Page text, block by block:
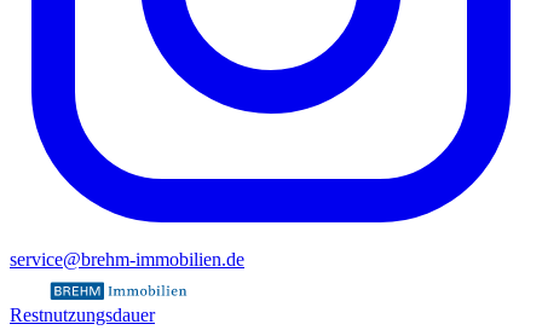
service@brehm-immobilien.de
Restnutzungsdauer